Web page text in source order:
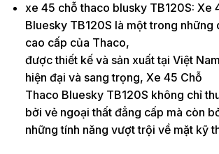
xe 45 chỗ thaco blusky TB120S: Xe
Bluesky TB120S là một trong những
cao cấp của Thaco,
được thiết kế và sản xuất tại Việt
hiện đại và sang trọng, Xe 45 Chỗ
Thaco Bluesky TB120S không chỉ
bởi vẻ ngoại thất đẳng cấp mà còn
những tính năng vượt trội về mặt kỹ